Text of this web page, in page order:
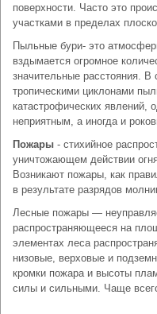
поверхности. Часто это
участками в пределах
Пыльные бури- это
вздымается огромное
значительные расстояния.
тропическими циклонами
катастрофических явлений,
неприятным, а иногда и
Пожары - стихийное
уничтожающем действии
Возникают пожары, как
в результате разрядов
Лесные пожары —
распространяющееся на
элементах леса
низовые, верховые и
кромки пожара и высоты
силы и сильными. Чаще